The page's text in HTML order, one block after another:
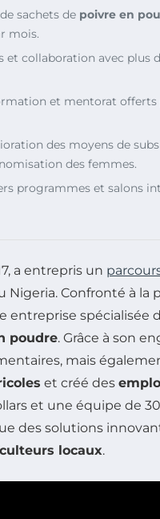
sachets de poivre en
mois.
et collaboration avec plus
et mentorat offerts
des moyens de
des femmes.
programmes et salons
a entrepris un
Nigeria. Confronté à la
entreprise spécialisée
poudre. Grâce à son
mais
et créé des
et une équipe de
des solutions
locaux.